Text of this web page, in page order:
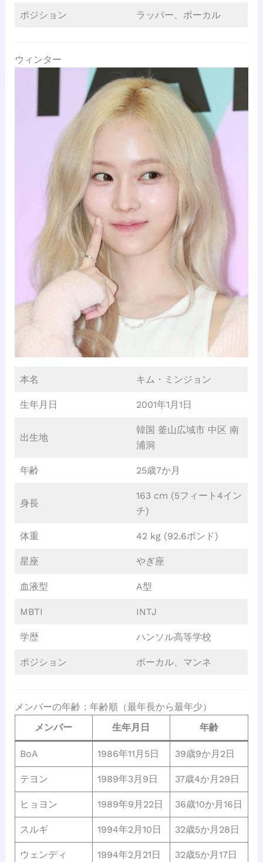
ポジション ラッパー、ボーカル
ウィンター
本名 キム・ミンジョン
生年月日 2001年1月1日
出生地
韓国 釜山広域市 中区 南
浦洞
年齢 25歳7か月
身長
163 cm (5フィート4イン
チ)
体重 42 kg (92.6ポンド)
星座 やぎ座
血液型 A型
MBTI INTJ
学歴 ハンソル高等学校
ポジション ボーカル、マンネ
メンバーの年齢：年齢順（最年長から最年少）
メンバー
生年月日 年齢
BoA 1986年11月5日 39歳9か月2日
テヨン 1989年3月9日 37歳4か月29日
ヒョヨン 1989年9月22日 36歳10か月16日
スルギ 1994年2月10日 32歳5か月28日
ウェンディ 1994年2月21日 32歳5か月17日